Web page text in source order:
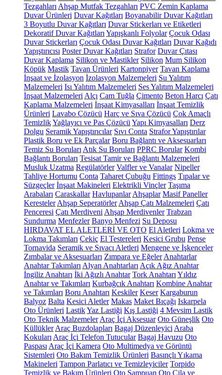
Tezgahları Ahşap Mutfak Tezgahları PVC Zemin Kaplama
Duvar Ürünleri Duvar Kağıtları Boyanabilir Duvar Kağıtları
3 Boyutlu Duvar Kağıtları Duvar Stickerları ve Etiketleri
Dekoratif Duvar Kağıtları Yapışkanlı Folyolar Çocuk Odası
Duvar Stickerları Çocuk Odası Duvar Kağıtları Duvar Kağıdı
Yapıştırıcısı Poster Duvar Kağıtları Strafor Duvar Çıtası
Duvar Kaplama Silikon ve Mastikler Silikon Mum Silikon
Köpük Mastik Tavan Ürünleri Kartonpiyer Tavan Kaplama
İnşaat ve İzolasyon İzolasyon Malzemeleri Su Yalıtım
Malzemeleri Isı Yalıtım Malzemeleri Ses Yalıtım Malzemeleri
İnşaat Malzemeleri Alçı Cam Tuğla Çimento Beton Harcı Çatı
Kaplama Malzemeleri İnşaat Kimyasalları İnşaat Temizlik
Ürünleri Lavabo Çözücü Harç ve Sıva Çözücü Çok Amaçlı
TemizlikYağlayıcı ve Pas Çözücü Yapı Kimyasalları Derz
Dolgu Seramik Yapıştırıcılar Sıvı Conta Strafor Yapıştırılar
Plastik Boru ve Ek Parçalar Boru Bağlantı ve Aksesuarları
Temiz Su Boruları Atık Su Boruları PPRC Borular Kombi
Bağlantı Boruları Tesisat Tamir ve Bağlantı Malzemeleri
Musluk Uzatma Regülatörler Valfler ve Vanalar Nipeller
Tahliye Hortumu Conta Taharet Çubuğu Fittings Tıpalar ve
Süzgeçler İnşaat Makineleri Elektrikli Vinçler Taşıma
Arabaları Caraskallar Havlupanlar Ahşaplar Masif Paneller
Keresteler Ahşap Seperatörler Ahşap Çatı Malzemeleri Çatı
Penceresi Çatı Merdiveni Ahşap Merdivenler Trabzan
Sundurma Menfezler Banyo Menfezi Su Deposu
HIRDAVAT EL ALETLERİ VE OTO El Aletleri Lokma ve
Lokma Takımları Çekiç El Testereleri Kesici Grubu Pense
Tornavida Seramik ve Sıvacı Aletleri Mengene ve İşkenceler
Zımbalar ve Aksesuarları Zımpara ve Eğeler Anahtarlar
Anahtar Takımları Alyan Anahtarları Açık Ağız Anahtar
İngiliz Anahtarı İki Ağızlı Anahtar Tork Anahtarı Yıldız
Anahtar ve Takımları Kurbağcık Anahtarı Kombine Anahtar
ve Takımları Boru Anahtarı Keskiler Keser Kargaburun
Balyoz Balta Kesici Aletler Makas Maket Bıçağı Iskarpela
Oto Ürünleri LastikYaz Lastiği Kış Lastiği 4 Mevsim Lastik
Oto Teknik Malzemeler Araç İçi Aksesuar Oto Güneşlik Oto
Küllükler Araç Buzdolapları Bagaj Düzenleyici Araba
Kokuları Araç İçi Telefon Tutucular Bagaj Havuzu Oto
Paspası Araç İçi Kamera Oto Multimedya ve Görüntü
Sistemleri Oto Bakım Temizlik Ürünleri Basınçlı Yıkama
Makineleri Tampon Parlatıcı ve Temizleyiciler Torpido
Temizlik ve Bakım Ürünleri Oto Şampuan Oto Cila ve